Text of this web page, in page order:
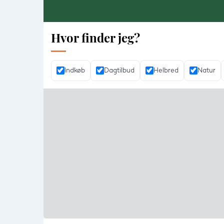
Hvor finder jeg?
Indkøb Dagtilbud Helbred Natur